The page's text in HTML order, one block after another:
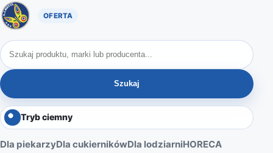
Oferta A. Motyl
Szukaj produktów
Szukaj
Tryb ciemny
Dla piekarzyDla cukiernikówDla lodziarniHORECA